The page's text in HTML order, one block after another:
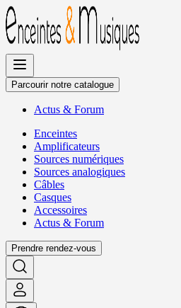
Allez
au
contenu
Parcourir notre catalogue
Actus & Forum
Enceintes
Amplificateurs
Sources numériques
Sources analogiques
Câbles
Casques
Accessoires
Actus & Forum
Prendre rendez-vous